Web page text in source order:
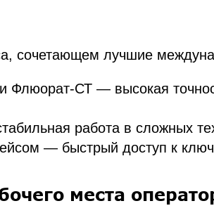
сочетающем лучшие
СТ — высокая
работа в сложных
— быстрый доступ к
места